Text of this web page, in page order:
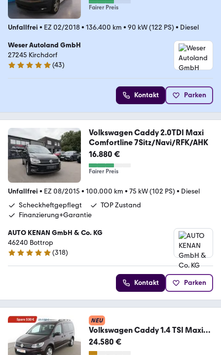
Fairer Preis
Unfallfrei • EZ 02/2018• 136.400 km • 90 kW (122 PS) • Diesel
Weser Autoland GmbH
27245 Kirchdorf
4.9 Sterne
(43)
Kontakt Parken
Volkswagen Caddy 2.0TDI Maxi
Comfortline 7Sitz/Navi/RFK/AHK
16.880 €
Fairer Preis
Unfallfrei • EZ 08/2015 • 100.000 km • 75 kW (102 PS) • Diesel
Scheckheftgepflegt
TOP Zustand
Finanzierung+Garantie
AUTO KENAN GmbH & Co. KG
46240 ­­­­­­Bottrop
4.8 Sterne
(318)
Kontakt Parken
NEU
Volkswagen Caddy 1.4 TSI Maxi
Comfortline BMT Aut.*NAVI*PDC
24.580 €